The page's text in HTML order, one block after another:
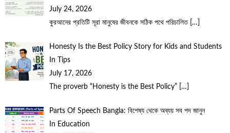
July 24, 2026
কুরআনের প্রতিটি সূরা মানুষের জীবনকে সঠিক পথে পরিচালিত […]
Honesty Is the Best Policy Story for Kids and Students
In Tips
July 17, 2026
The proverb “Honesty is the Best Policy” […]
Parts Of Speech Bangla: বিশেষ্য থেকে অব্যয় সব পদ জানুন
In Education